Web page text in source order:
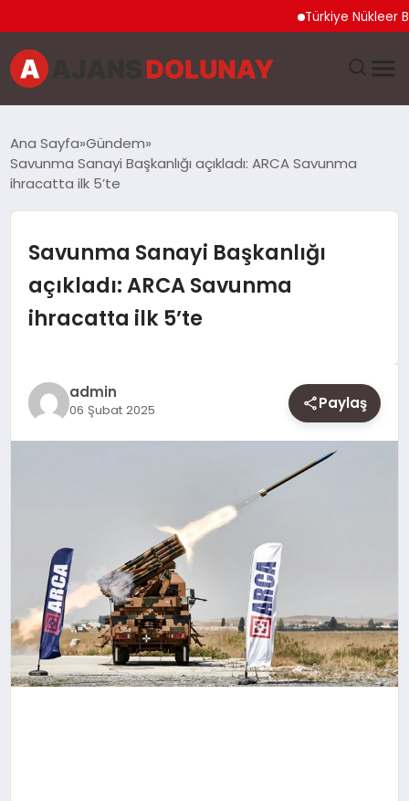
Türkiye Nükleer Bilim
EĞITIM
GÜNCEL
SAĞLIK
YAŞAM
Ana Sayfa Gündem
Savunma Sanayi Başkanlığı açıkladı: ARCA Savunma
ihracatta ilk 5’te
Savunma Sanayi Başkanlığı
açıkladı: ARCA Savunma
ihracatta ilk 5’te
admin
06 Şubat 2025 Paylaş